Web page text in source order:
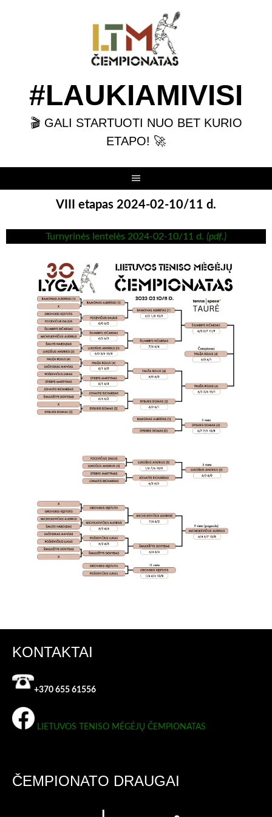
#LAUKIAMIVISI
🎬 GALI STARTUOTI NUO BET KURIO
ETAPO! 🚀
VIII etapas 2024-02-10/11 d.
Turnyrinės lentelės 2024-02-10/11 d. (pdf.)
KONTAKTAI
+370 655 61556
LIETUVOS TENISO MĖGĖJŲ ČEMPIONATAS
ČEMPIONATO DRAUGAI